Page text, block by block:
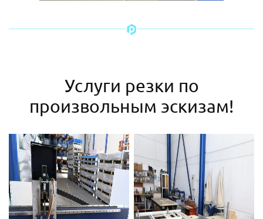
Услуги резки по
произвольным эскизам!